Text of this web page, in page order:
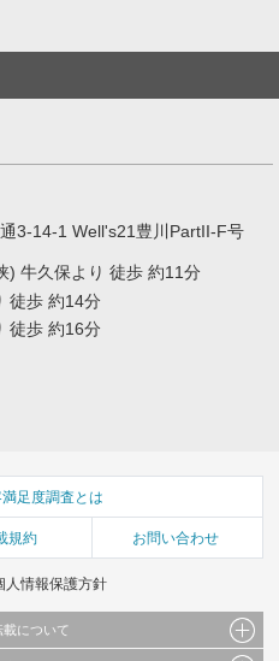
3-14-1 Well's21豊川PartII-F号
) 牛久保より 徒歩 約11分
徒歩 約14分
徒歩 約16分
足度調査とは
規約 お問い合わせ
人情報保護方針
載について